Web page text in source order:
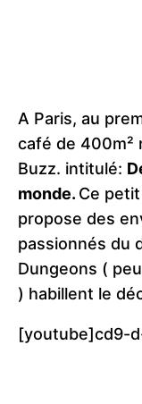
A Paris, au
café de 400m²
Buzz. intitulé:
monde. Ce
propose des
passionnés du
Dungeons (
) habillent le
[youtube]cd9-